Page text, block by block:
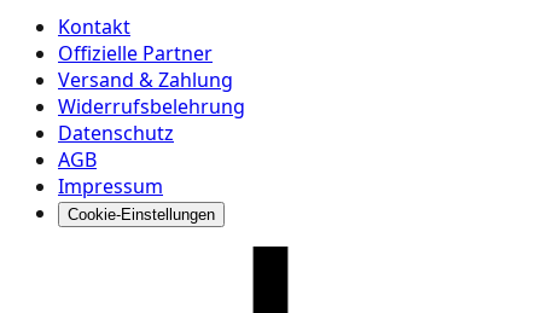
Kontakt
Offizielle Partner
Versand & Zahlung
Widerrufsbelehrung
Datenschutz
AGB
Impressum
Cookie-Einstellungen